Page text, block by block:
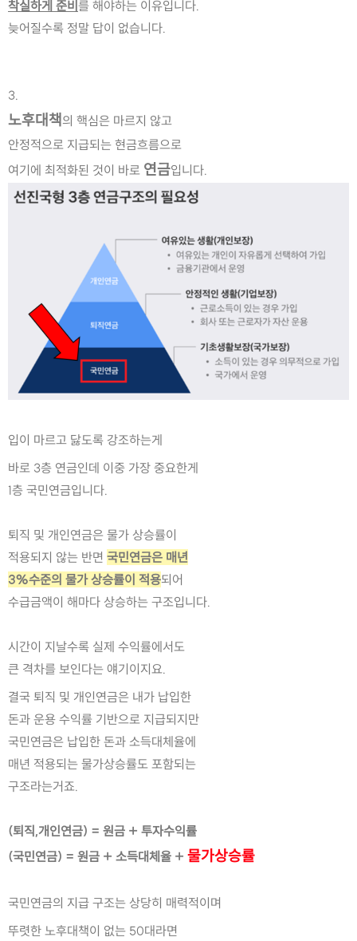
착실하게 준비 를 해야하는 이유입니다.
늦어질수록 정말 답이 없습니다.
3.
노후대책의 핵심은 마르지 않고
안정적으로 지급되는 현금흐름으로
여기에 최적화된 것이 바로 연금입니다.
입이 마르고 닳도록 강조하는게
바로 3층 연금인데 이중 가장 중요한게
1층 국민연금입니다.
퇴직 및 개인연금은 물가 상승률이
적용되지 않는 반면 국민연금은 매년
3%수준의 물가 상승률이 적용되어
수급금액이 해마다 상승하는 구조입니다.
시간이 지날수록 실제 수익률에서도
큰 격차를 보인다는 얘기이지요.
결국 퇴직 및 개인연금은 내가 납입한
돈과 운용 수익률 기반으로 지급되지만
국민연금은 납입한 돈과 소득대체율에
매년 적용되는 물가상승률도 포함되는
구조라는거죠.
(퇴직,개인연금) = 원금 + 투자수익률
(국민연금) = 원금 + 소득대체율 + 물가상승률
국민연금의 지급 구조는 상당히 매력적이며
뚜렷한 노후대책이 없는 50대라면